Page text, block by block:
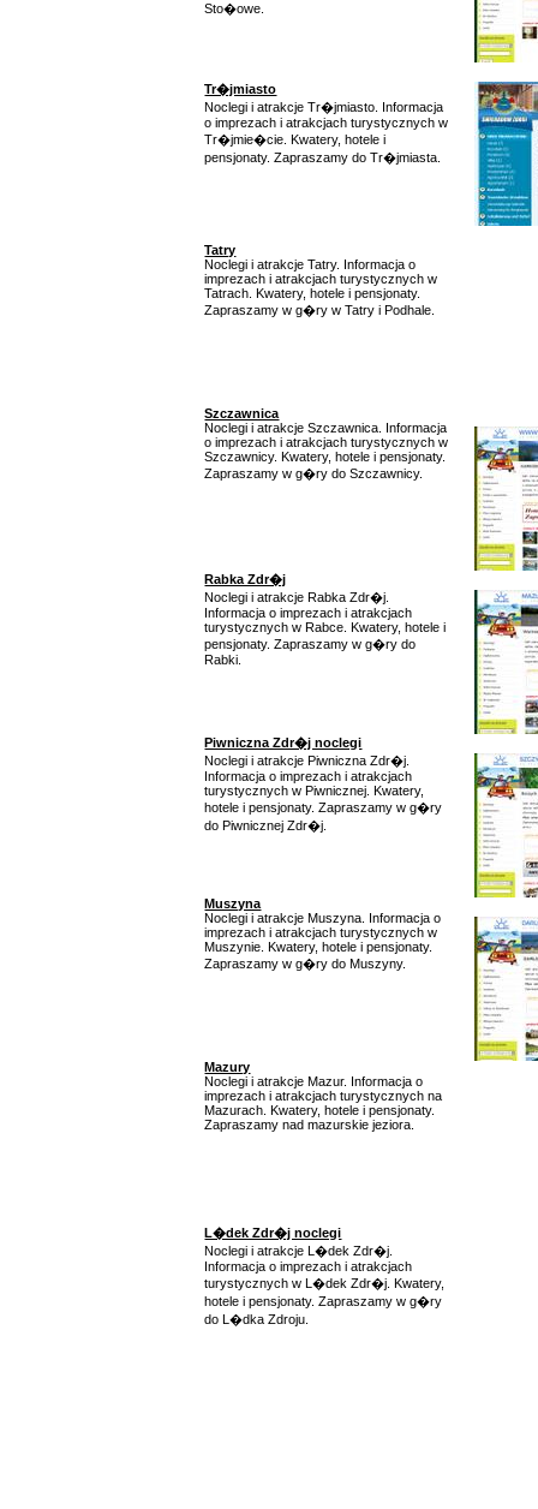
Sto�owe.
Tr�jmiasto
Noclegi i atrakcje Tr�jmiasto. Informacja
o imprezach i atrakcjach turystycznych w
Tr�jmie�cie. Kwatery, hotele i
pensjonaty. Zapraszamy do Tr�jmiasta.
Tatry
Noclegi i atrakcje Tatry. Informacja o
imprezach i atrakcjach turystycznych w
Tatrach. Kwatery, hotele i pensjonaty.
Zapraszamy w g�ry w Tatry i Podhale.
Szczawnica
Noclegi i atrakcje Szczawnica. Informacja
o imprezach i atrakcjach turystycznych w
Szczawnicy. Kwatery, hotele i pensjonaty.
Zapraszamy w g�ry do Szczawnicy.
Rabka Zdr�j
Noclegi i atrakcje Rabka Zdr�j.
Informacja o imprezach i atrakcjach
turystycznych w Rabce. Kwatery, hotele i
pensjonaty. Zapraszamy w g�ry do
Rabki.
Piwniczna Zdr�j noclegi
Noclegi i atrakcje Piwniczna Zdr�j.
Informacja o imprezach i atrakcjach
turystycznych w Piwnicznej. Kwatery,
hotele i pensjonaty. Zapraszamy w g�ry
do Piwnicznej Zdr�j.
Muszyna
Noclegi i atrakcje Muszyna. Informacja o
imprezach i atrakcjach turystycznych w
Muszynie. Kwatery, hotele i pensjonaty.
Zapraszamy w g�ry do Muszyny.
Mazury
Noclegi i atrakcje Mazur. Informacja o
imprezach i atrakcjach turystycznych na
Mazurach. Kwatery, hotele i pensjonaty.
Zapraszamy nad mazurskie jeziora.
L�dek Zdr�j noclegi
Noclegi i atrakcje L�dek Zdr�j.
Informacja o imprezach i atrakcjach
turystycznych w L�dek Zdr�j. Kwatery,
hotele i pensjonaty. Zapraszamy w g�ry
do L�dka Zdroju.